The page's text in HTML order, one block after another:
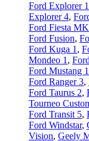
Ford Explorer 1
Explorer 4,
Ford Fiesta
Ford Fusion,
Ford Kuga 1 ,
Mondeo 1 ,
Ford Mustang 1
Ford Ranger 3,
Ford Taurus 2,
Tourneo
Ford Transit 5,
Ford Windstar,
Vision, Geely